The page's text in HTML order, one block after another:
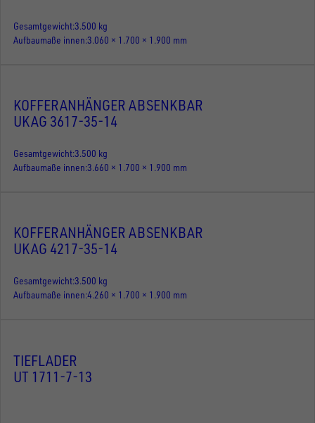
Gesamtgewicht3.500 kg
Aufbaumaße innen 3.060 × 1.700 × 1.900 mm
KOFFERANHÄNGER ABSENKBAR
UKAG 3617-35-14
Gesamtgewicht3.500 kg
Aufbaumaße innen 3.660 × 1.700 × 1.900 mm
KOFFERANHÄNGER ABSENKBAR
UKAG 4217-35-14
Gesamtgewicht3.500 kg
Aufbaumaße innen 4.260 × 1.700 × 1.900 mm
TIEFLADER
UT 1711-7-13